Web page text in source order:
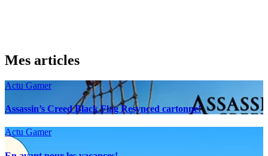
Mes articles
Actu Gamer
Assassin’s Creed Black Flag Resynced cartonne!
Actu Gamer